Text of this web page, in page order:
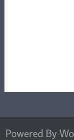
2014 Powered